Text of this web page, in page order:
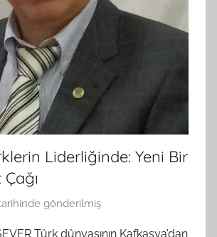
Liderliğinde: Yeni Bir
gönderilmiş
Türk dünyasının Kafkasya’dan